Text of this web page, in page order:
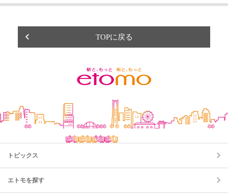
TOPに戻る
トピックス
エトモを探す